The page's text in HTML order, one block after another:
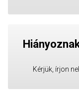
Kérjük, írjon